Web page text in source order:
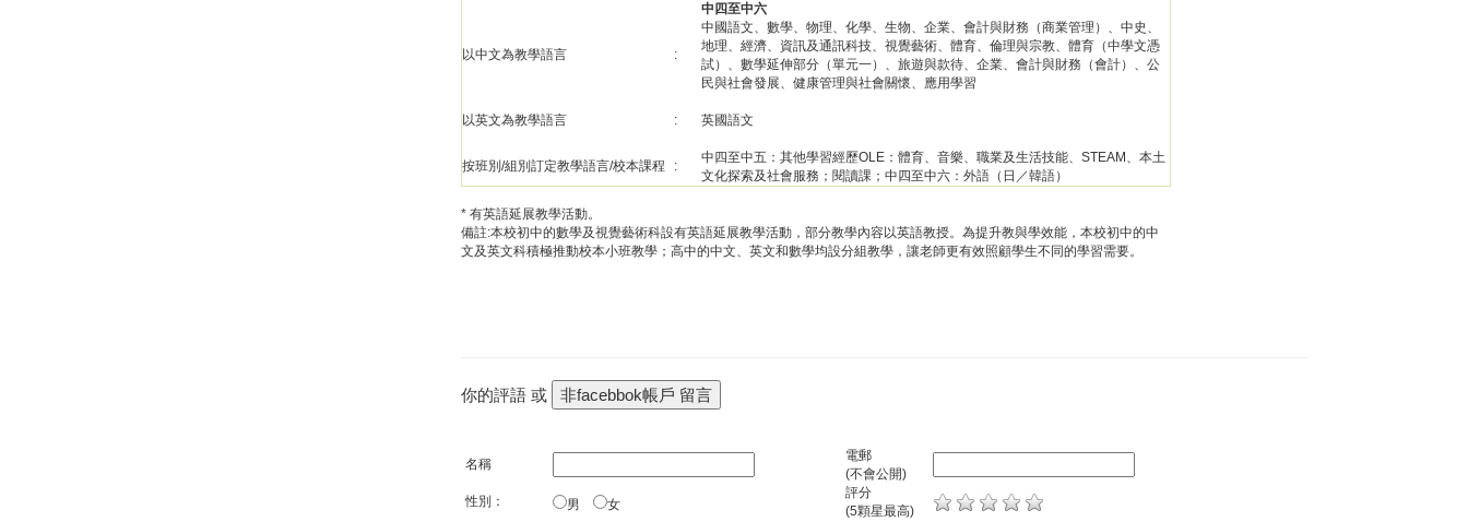
中四至中六
以中文為教學語言 :
中國語文、數學、物理、化學、生物、企業、會計與財務（商業管理）、中史、
地理、經濟、資訊及通訊科技、視覺藝術、體育、倫理與宗教、體育（中學文憑
試）、數學延伸部分（單元一）、旅遊與款待、企業、會計與財務（會計）、公
民與社會發展、健康管理與社會關懷、應用學習
以英文為教學語言 : 英國語文
按班別/組別訂定教學語言/校本課程 :
中四至中五：其他學習經歷OLE：體育、音樂、職業及生活技能、STEAM、本土
文化探索及社會服務；閱讀課；中四至中六：外語（日／韓語）
* 有英語延展教學活動。
備註:本校初中的數學及視覺藝術科設有英語延展教學活動，部分教學內容以英語教授。為提升教與學效能，本校初中的中
文及英文科積極推動校本小班教學；高中的中文、英文和數學均設分組教學，讓老師更有效照顧學生不同的學習需要。
你的評語 或
名稱
電郵
(不會公開)
性別：
男 女
評分
(5顆星最高)